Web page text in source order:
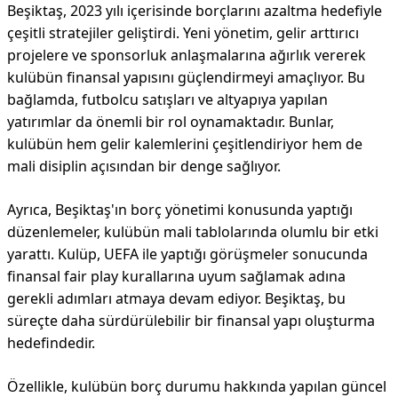
Beşiktaş, 2023 yılı içerisinde borçlarını azaltma hedefiyle
çeşitli stratejiler geliştirdi. Yeni yönetim, gelir arttırıcı
projelere ve sponsorluk anlaşmalarına ağırlık vererek
kulübün finansal yapısını güçlendirmeyi amaçlıyor. Bu
bağlamda, futbolcu satışları ve altyapıya yapılan
yatırımlar da önemli bir rol oynamaktadır. Bunlar,
kulübün hem gelir kalemlerini çeşitlendiriyor hem de
mali disiplin açısından bir denge sağlıyor.
Ayrıca, Beşiktaş'ın borç yönetimi konusunda yaptığı
düzenlemeler, kulübün mali tablolarında olumlu bir etki
yarattı. Kulüp, UEFA ile yaptığı görüşmeler sonucunda
finansal fair play kurallarına uyum sağlamak adına
gerekli adımları atmaya devam ediyor. Beşiktaş, bu
süreçte daha sürdürülebilir bir finansal yapı oluşturma
hedefindedir.
Özellikle, kulübün borç durumu hakkında yapılan güncel